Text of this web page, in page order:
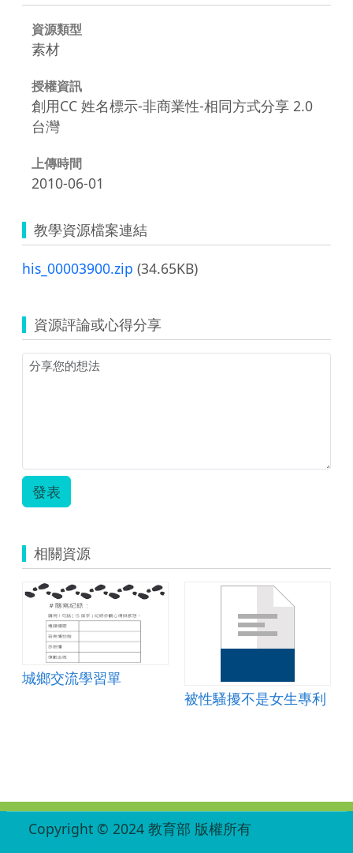
資源類型
素材
授權資訊
創用CC 姓名標示-非商業性-相同方式分享 2.0
台灣
上傳時間
2010-06-01
教學資源檔案連結
his_00003900.zip (34.65KB)
資源評論或心得分享
發表
相關資源
城鄉交流學習單
被性騷擾不是女生專利
Copyright © 2024 教育部 版權所有